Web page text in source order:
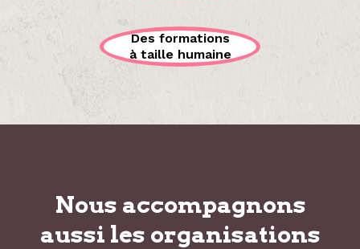
Des formations
à taille humaine
Nous accompagnons
aussi les organisations